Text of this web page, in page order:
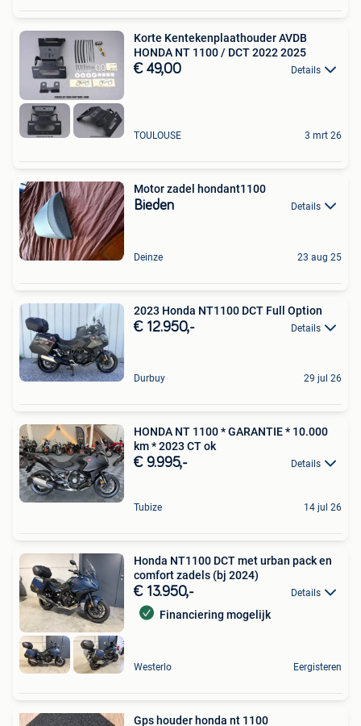
Korte Kentekenplaathouder AVDB
HONDA NT 1100 / DCT 2022 2025
€ 49,00 Details
TOULOUSE 3 mrt 26
Motor zadel hondant1100
Bieden Details
Deinze 23 aug 25
2023 Honda NT1100 DCT Full Option
€ 12.950,- Details
Durbuy 29 jul 26
HONDA NT 1100 * GARANTIE * 10.000
km * 2023 CT ok
€ 9.995,- Details
Tubize 14 jul 26
Honda NT1100 DCT met urban pack en
comfort zadels (bj 2024)
€ 13.950,- Details
Financiering mogelijk
Westerlo Eergisteren
Gps houder honda nt 1100